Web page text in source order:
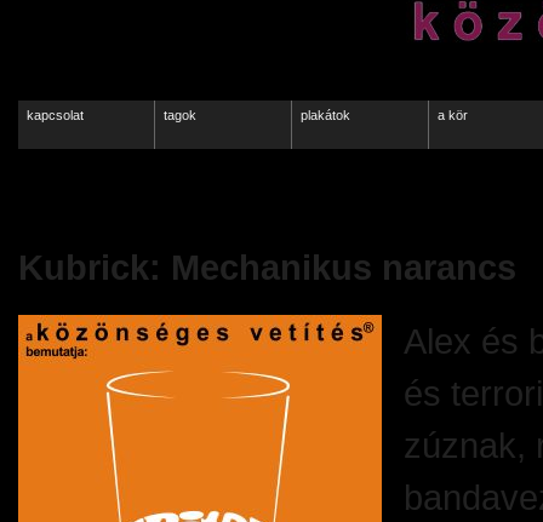
kapcsolat tagok plakátok a kör
Kubrick: Mechanikus narancs
Alex és
és
zúznak,